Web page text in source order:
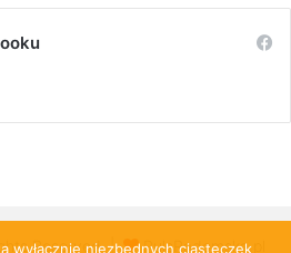
Reserved | PulsRadomska.pl
wyłącznie niezbędnych ciasteczek